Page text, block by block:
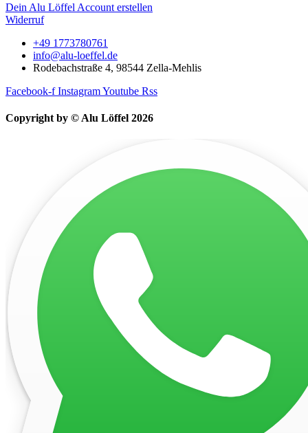
Dein Alu Löffel Account erstellen
Widerruf
+49 1773780761
info@alu-loeffel.de
Rodebachstraße 4, 98544 Zella-Mehlis
Facebook-f InstagramYoutube Rss
Copyright by © Alu Löffel 2026